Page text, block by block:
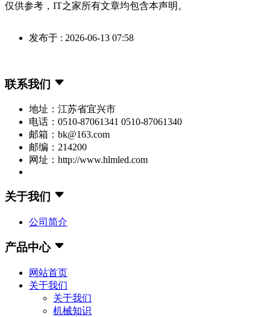
仅供参考，IT之家所有文章均包含本声明。
发布于 : 2026-06-13 07:58
联系我们
地址：江苏省宜兴市
电话：0510-87061341 0510-87061340
邮箱：bk@163.com
邮编：214200
网址：http://www.hlmled.com
关于我们
公司简介
产品中心
网站首页
关于我们
关于我们
机械知识